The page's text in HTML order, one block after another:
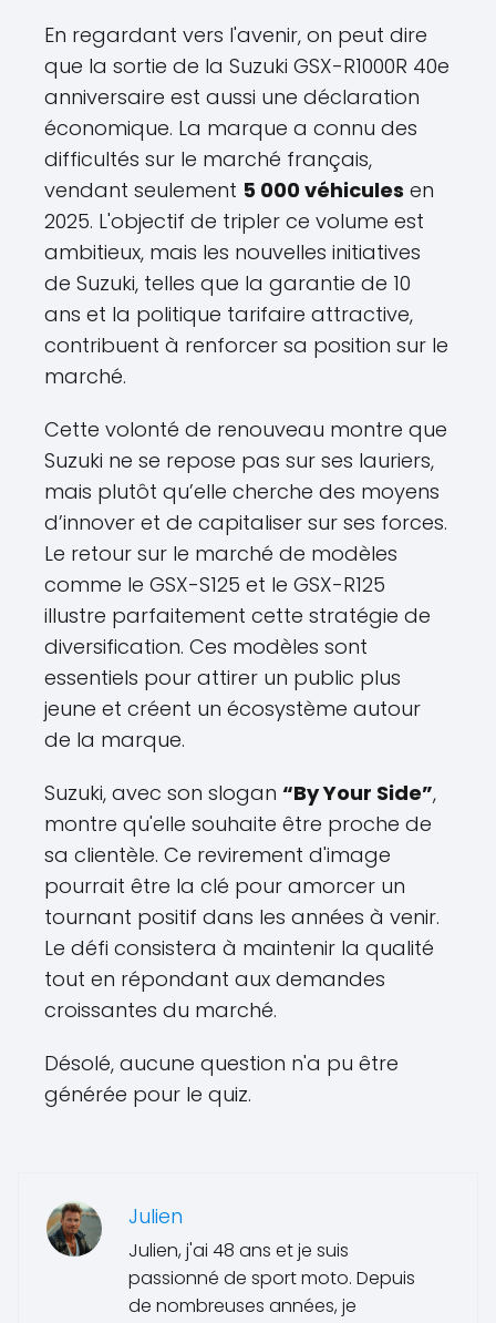
En regardant vers l'avenir, on peut dire
que la sortie de la Suzuki GSX-R1000R 40e
anniversaire est aussi une déclaration
économique. La marque a connu des
difficultés sur le marché français,
vendant seulement 5 000 véhicules en
2025. L'objectif de tripler ce volume est
ambitieux, mais les nouvelles initiatives
de Suzuki, telles que la garantie de 10
ans et la politique tarifaire attractive,
contribuent à renforcer sa position sur le
marché.
Cette volonté de renouveau montre que
Suzuki ne se repose pas sur ses lauriers,
mais plutôt qu’elle cherche des moyens
d’innover et de capitaliser sur ses forces.
Le retour sur le marché de modèles
comme le GSX-S125 et le GSX-R125
illustre parfaitement cette stratégie de
diversification. Ces modèles sont
essentiels pour attirer un public plus
jeune et créent un écosystème autour
de la marque.
Suzuki, avec son slogan “By Your Side”,
montre qu'elle souhaite être proche de
sa clientèle. Ce revirement d'image
pourrait être la clé pour amorcer un
tournant positif dans les années à venir.
Le défi consistera à maintenir la qualité
tout en répondant aux demandes
croissantes du marché.
Désolé, aucune question n'a pu être
générée pour le quiz.
Julien
Julien, j'ai 48 ans et je suis
passionné de sport moto. Depuis
de nombreuses années, je